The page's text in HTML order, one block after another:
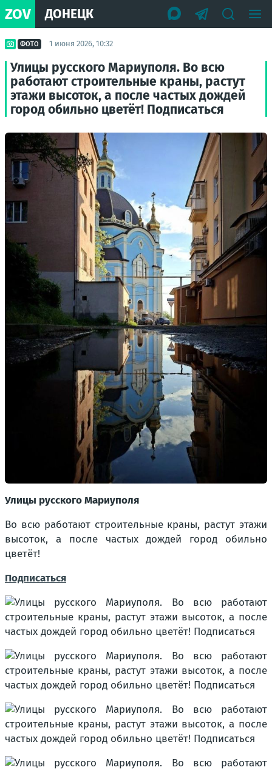
ZOV ДОНЕЦК
ФОТО 1 июня 2026, 10:32
Улицы русского Мариуполя. Во всю
работают строительные краны, растут
этажи высоток, а после частых дождей
город обильно цветёт! Подписаться
Улицы русского Мариуполя
Во всю работают строительные краны, растут этажи
высоток, а после частых дождей город обильно
цветёт!
Подписаться